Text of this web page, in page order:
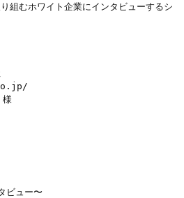
組むホワイト企業にインタビューするシ
様
ビュー〜